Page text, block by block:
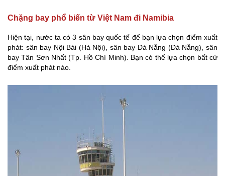
Chặng bay phổ biến từ Việt Nam đi Namibia
Hiện tại, nước ta có 3 sân bay quốc tế để bạn lựa chọn điểm xuất
phát: sân bay Nội Bài (Hà Nội), sân bay Đà Nẵng (Đà Nẵng), sân
bay Tân Sơn Nhất (Tp. Hồ Chí Minh). Bạn có thể lựa chọn bất cứ
điểm xuất phát nào.